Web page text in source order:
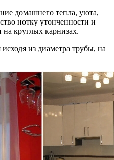
домашнего тепла, уюта,
нотку утонченности и
круглых карнизах.
из диаметра трубы, на